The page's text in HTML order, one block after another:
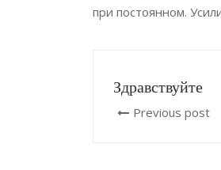
при постоянном.
Здравствуйте
Previous post